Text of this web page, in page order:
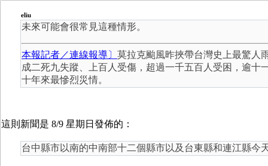
eliu
未來可能會很常見這種情形。
本報記者／連線報導〕 莫拉克颱風昨挾帶台灣史上最驚人
成二死九失蹤、上百人受傷，超過一千五百人受困，逾十
十年來最慘烈災情。
這則新聞是 8/9 星期日發佈的：
台中縣市以南的中南部十二個縣市以及台東縣和連江縣今